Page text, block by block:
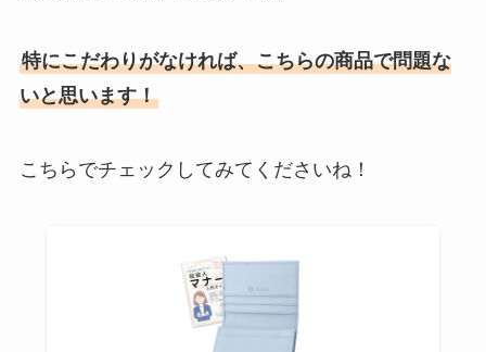
特にこだわりがなければ、こちらの商品で問題な
いと思います！
こちらでチェックしてみてくださいね！